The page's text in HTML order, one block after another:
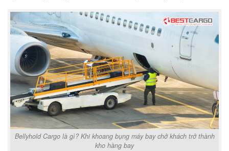
Bellyhold Cargo là gì? Khi khoang bụng máy bay chở khách trở thành
kho hàng bay